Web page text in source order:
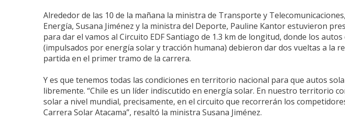
Alrededor de las 10 de la mañana la ministra de Transporte y
Energía, Susana Jiménez y la ministra del Deporte, Pauline Kantor estuvieron
para dar el vamos al Circuito EDF Santiago de 1.3 km de longitud, donde los
(impulsados por energía solar y tracción humana) debieron dar dos vueltas a la
partida en el primer tramo de la carrera.
Y es que tenemos todas las condiciones en territorio nacional para que autos
libremente. “Chile es un líder indiscutido en energía solar. En nuestro territorio
solar a nivel mundial, precisamente, en el circuito que recorrerán los
Carrera Solar Atacama”, resaltó la ministra Susana Jiménez.